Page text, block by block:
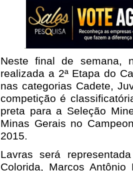
Neste final de semana,
realizada a 2ª Etapa do
nas categorias Cadete,
competição é
preta para a Seleção
Minas Gerais no
2015.
Lavras será
Colorida, Marcos